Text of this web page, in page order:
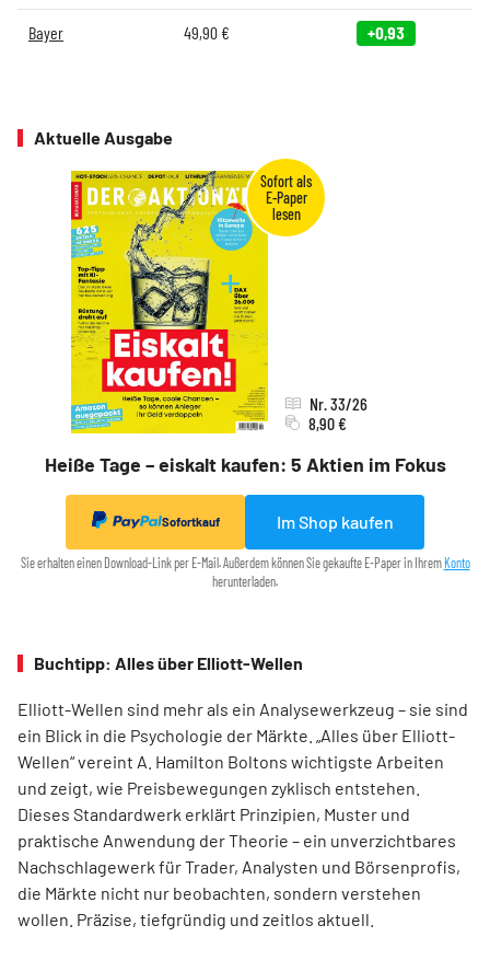
Bayer 49,90 € +0,93
Aktuelle Ausgabe
Heiße Tage – eiskalt kaufen: 5 Aktien im Fokus
Nr. 33/26
8,90 €
Sofortkauf Im Shop kaufen
Sie erhalten einen Download-Link per E-Mail. Außerdem können Sie gekaufte E-Paper in IhremKonto
herunterladen.
Buchtipp: Alles über Elliott-Wellen
Elliott-Wellen sind mehr als ein Analysewerkzeug – sie sind
ein Blick in die Psychologie der Märkte. „Alles über Elliott-
Wellen“ vereint A. Hamilton Boltons wichtigste Arbeiten
und zeigt, wie Preisbewegungen zyklisch entstehen.
Dieses Standardwerk erklärt Prinzipien, Muster und
praktische Anwendung der Theorie – ein unverzichtbares
Nachschlagewerk für Trader, Analysten und Börsenprofis,
die Märkte nicht nur beobachten, sondern verstehen
wollen. Präzise, tiefgründig und zeitlos aktuell.